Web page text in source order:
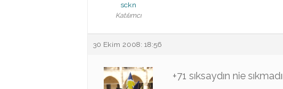
sckn
Katılımcı
30 Ekim 2008: 18:56
+71 sıksaydın nie